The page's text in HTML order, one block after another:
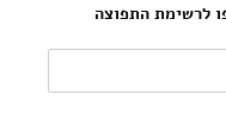
לרשימת התפוצה